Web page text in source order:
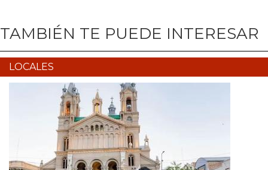
TAMBIÉN TE PUEDE INTERESAR
LOCALES